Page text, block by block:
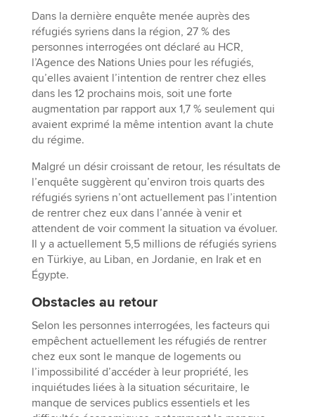
Dans la dernière enquête menée auprès des
réfugiés syriens dans la région, 27 % des
personnes interrogées ont déclaré au HCR,
l’Agence des Nations Unies pour les réfugiés,
qu’elles avaient l’intention de rentrer chez elles
dans les 12 prochains mois, soit une forte
augmentation par rapport aux 1,7 % seulement qui
avaient exprimé la même intention avant la chute
du régime.
Malgré un désir croissant de retour, les résultats de
l’enquête suggèrent qu’environ trois quarts des
réfugiés syriens n’ont actuellement pas l’intention
de rentrer chez eux dans l’année à venir et
attendent de voir comment la situation va évoluer.
Il y a actuellement 5,5 millions de réfugiés syriens
en Türkiye, au Liban, en Jordanie, en Irak et en
Égypte.
Obstacles au retour
Selon les personnes interrogées, les facteurs qui
empêchent actuellement les réfugiés de rentrer
chez eux sont le manque de logements ou
l’impossibilité d’accéder à leur propriété, les
inquiétudes liées à la situation sécuritaire, le
manque de services publics essentiels et les